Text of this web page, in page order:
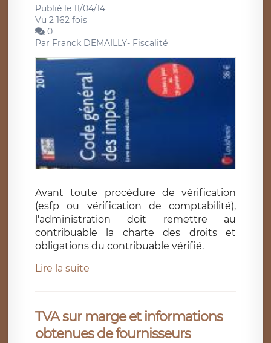
Publié le 11/04/14
Vu 2 162 fois
0
Par Franck DEMAILLY- Fiscalité
Avant toute procédure de vérification
(esfp ou vérification de comptabilité),
l'administration doit remettre au
contribuable la charte des droits et
obligations du contribuable vérifié.
Lire la suite
TVA sur marge et informations
obtenues de fournisseurs